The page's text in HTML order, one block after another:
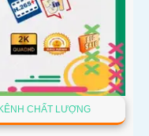
CHẤT LƯỢNG